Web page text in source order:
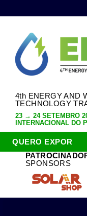
4th ENERGY AND
TECHNOLOGY
23 → 24 SETEMBRO
INTERNACIONAL DO
QUERO EXPOR
SPONSORS